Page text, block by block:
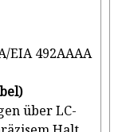
EIA 492AAAA
über LC-